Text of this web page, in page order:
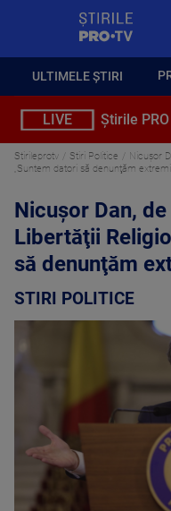
ULTIMELE ȘTIRI
LIVE Știrile
Stirileprotv Stiri Politice
Nicușor
„Suntem datori să denunţăm
Nicușor Dan,
Libertăţii
să denunţăm
STIRI POLITICE